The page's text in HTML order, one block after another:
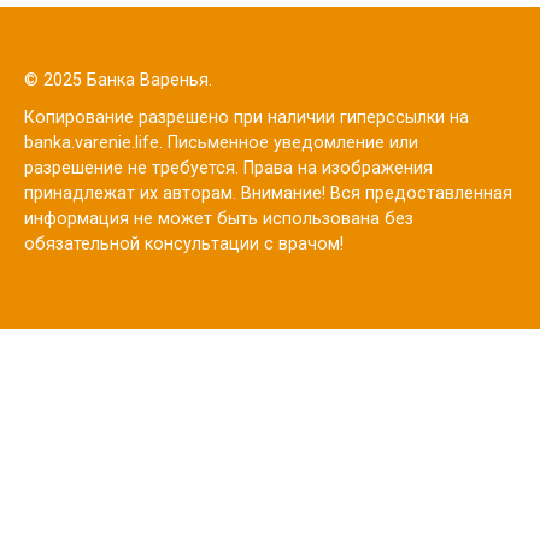
© 2025 Банка Варенья.
Копирование разрешено при наличии гиперссылки на
banka.varenie.life. Письменное уведомление или
разрешение не требуется. Права на изображения
принадлежат их авторам. Внимание! Вся предоставленная
информация не может быть использована без
обязательной консультации с врачом!